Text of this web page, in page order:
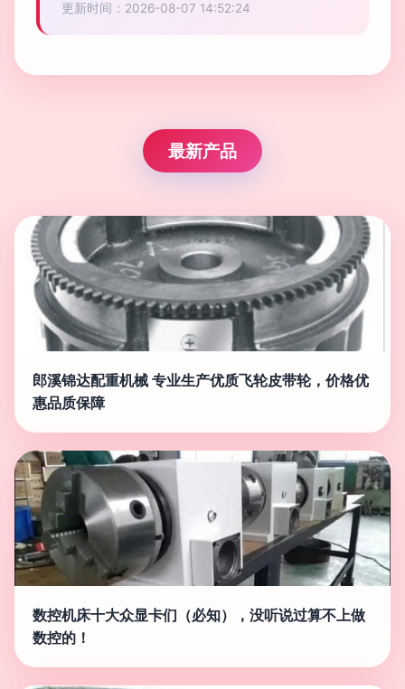
更新时间：2026-08-07 14:52:24
最新产品
郎溪锦达配重机械 专业生产优质飞轮皮带轮，价格优
惠品质保障
数控机床十大众显卡们（必知），没听说过算不上做
数控的！